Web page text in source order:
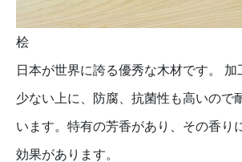
桧
日本が世界に誇る優秀な木材です。
少ない上に、防腐、抗菌性も高いので
います。特有の芳香があり、その香り
効果があります。